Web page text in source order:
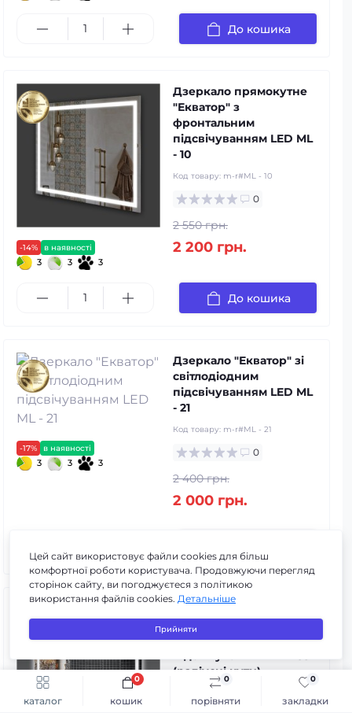
каталог порівняти
0
закладки
0
кошик
0
Швидке замовлення До кошика
До кошика
-14% в наявності
3 3 3
Дзеркало прямокутне
"Екватор" з
фронтальним
підсвічуванням LED ML
- 10
Код товару: m-r#ML - 10
0
2 550 грн.
2 200 грн.
До кошика
-17% в наявності
3 3 3
Дзеркало "Екватор" зі
світлодіодним
підсвічуванням LED ML
- 21
Код товару: m-r#ML - 21
0
2 400 грн.
2 000 грн.
Дзеркало "Екватор" з
фронтальним і
фоновим
(радіусні кути)
Цей сайт використовує файли cookies для більш
комфортної роботи користувача. Продовжуючи перегляд
сторінок сайту, ви погоджуєтеся з політикою
використання файлів cookies. Детальніше
Прийняти